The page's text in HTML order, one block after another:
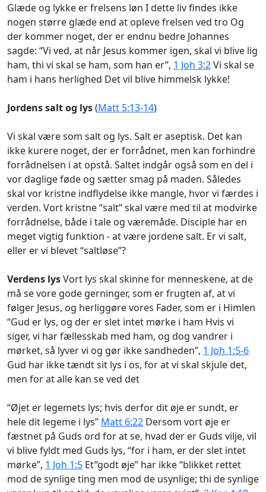
Glæde og lykke er frelsens løn I dette liv findes ikke
nogen større glæde end at opleve frelsen ved tro Og
der kommer noget, der er endnu bedre Johannes
sagde: “Vi ved, at når Jesus kommer igen, skal vi blive lig
ham, thi vi skal se ham, som han er”, 1 Joh 3:2Vi skal se
ham i hans herlighed Det vil blive himmelsk lykke!
Jordens salt og lys(Matt 5:13-14)
Vi skal være som salt og lys. Salt er aseptisk. Det kan
ikke kurere noget, der er forrådnet, men kan forhindre
forrådnelsen i at opstå. Saltet indgår også som en del i
vor daglige føde og sætter smag på maden. Således
skal vor kristne indflydelse ikke mangle, hvor vi færdes i
verden. Vort kristne “salt” skal være med til at modvirke
forrådnelse, både i tale og væremåde. Disciple har en
meget vigtig funktion - at være jordene salt. Er vi salt,
eller er vi blevet “saltløse”?
Verdens lysVort lys skal skinne for menneskene, at de
må se vore gode gerninger, som er frugten af, at vi
følger Jesus, og herliggøre vores Fader, som er i Himlen
“Gud er lys, og der er slet intet mørke i ham Hvis vi
siger, vi har fællesskab med ham, og dog vandrer i
mørket, så lyver vi og gør ikke sandheden”, 1 Joh 1:5-6
Gud har ikke tændt sit lys i os, for at vi skal skjule det,
men for at alle kan se ved det
“Øjet er legemets lys; hvis derfor dit øje er sundt, er
hele dit legeme i lys” Matt 6:22 Dersom vort øje er
fæstnet på Guds ord for at se, hvad der er Guds vilje, vil
vi blive fyldt med Guds lys, “for i ham, er der slet intet
mørke”, 1 Joh 1:5 Et“godt øje” har ikke “blikket rettet
mod de synlige ting men mod de usynlige; thi de synlige